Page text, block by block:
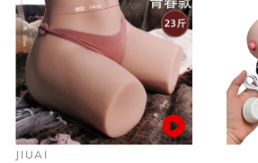
JIUAI